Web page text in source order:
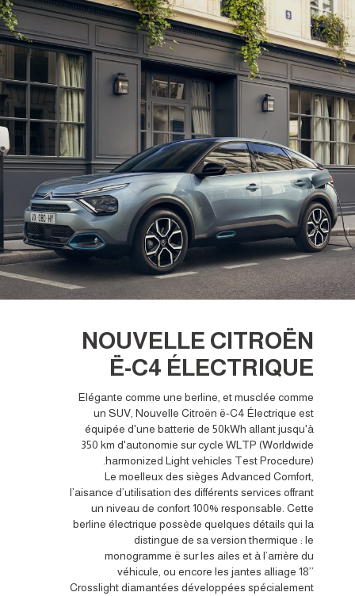
NOUVELLE CITROËN
Ë-C4 ÉLECTRIQUE
Elégante comme une berline, et musclée comme
un SUV, Nouvelle Citroën ë-C4 Électrique est
équipée d'une batterie de 50kWh allant jusqu'à
350 km d'autonomie sur cycle WLTP (Worldwide
harmonized Light vehicles Test Procedure).
Le moelleux des sièges Advanced Comfort,
l’aisance d’utilisation des différents services offrant
un niveau de confort 100% responsable. Cette
berline électrique possède quelques détails qui la
distingue de sa version thermique : le
monogramme ë sur les ailes et à l’arrière du
véhicule, ou encore les jantes alliage 18’’
Crosslight diamantées développées spécialement